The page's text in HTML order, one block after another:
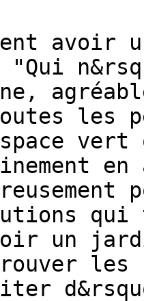
avoir
les
en
un
les